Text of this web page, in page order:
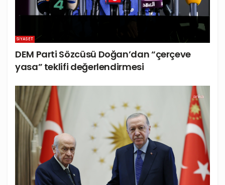
SIYASET
DEM Parti Sözcüsü Doğan’dan “çerçeve
yasa” teklifi değerlendirmesi